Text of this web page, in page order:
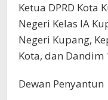
Ketua DPRD Kota
Negeri Kelas IA
Negeri Kupang,
Kota, dan Dandim
Dewan Penyantun